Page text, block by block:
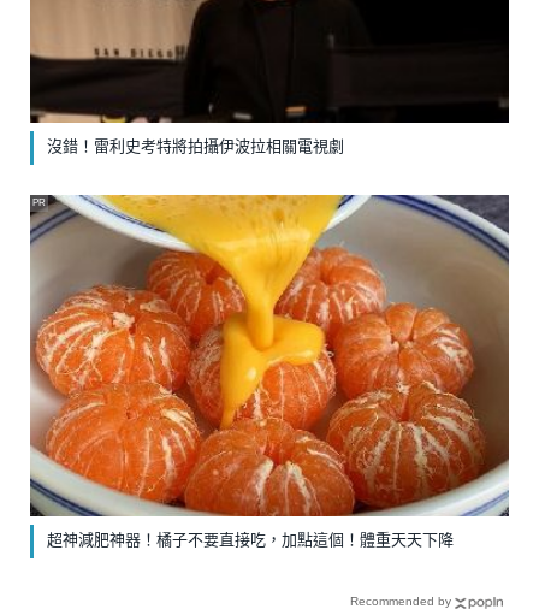
沒錯！雷利史考特將拍攝伊波拉相關電視劇
超神減肥神器！橘子不要直接吃，加點這個！體重天天下降
PR
Recommended by